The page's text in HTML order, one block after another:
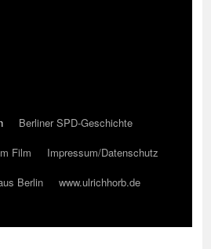
Berliner SPD-Geschichte
Film
Impressum/Datenschutz
Berlin
www.ulrichhorb.de